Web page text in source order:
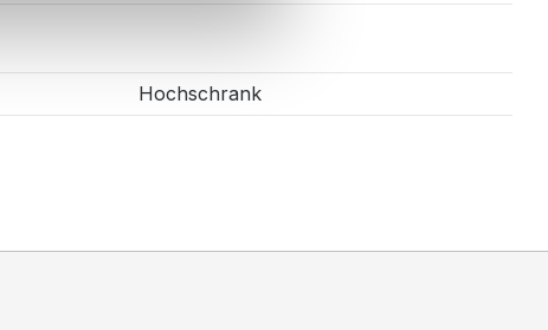
Hochschrank